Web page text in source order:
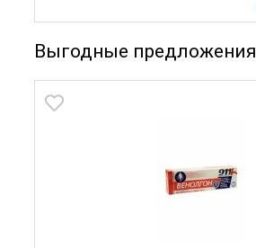
Выгодные предложения